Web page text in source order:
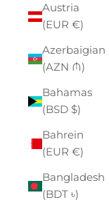
Austria
(EUR €)
Azerbaigian
(AZN ₼)
Bahamas
(BSD $)
Bahrein
(EUR €)
Bangladesh
(BDT ৳)